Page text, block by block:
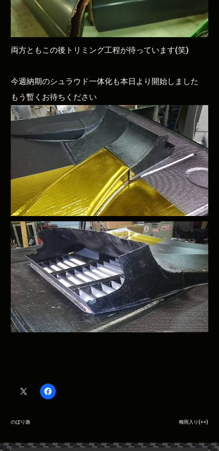
両方ともこの後トリミング工程が待っています(笑)
今週納期のシュラウド一体化も本日より開始しました
もう暫くお待ちください
投
ナ
のぼり旗 梅雨入り(><)